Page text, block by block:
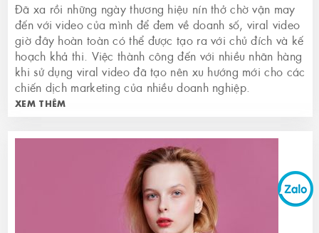
Đã xa rồi những ngày thương hiệu nín thở chờ vận may
đến với video của mình để đem về doanh số, viral video
giờ đây hoàn toàn có thể được tạo ra với chủ đích và kế
hoạch khả thi. Việc thành công đến với nhiều nhãn hàng
khi sử dụng viral video đã tạo nên xu hướng mới cho các
chiến dịch marketing của nhiều doanh nghiệp.
XEM THÊM